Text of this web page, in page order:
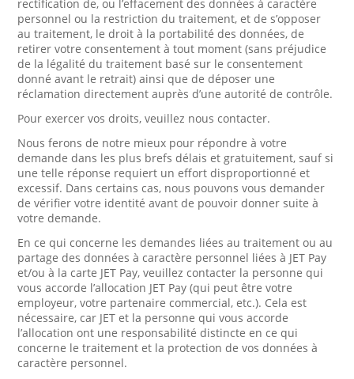
rectification de, ou l’effacement des données à caractère
personnel ou la restriction du traitement, et de s’opposer
au traitement, le droit à la portabilité des données, de
retirer votre consentement à tout moment (sans préjudice
de la légalité du traitement basé sur le consentement
donné avant le retrait) ainsi que de déposer une
réclamation directement auprès d’une autorité de contrôle.
Pour exercer vos droits, veuillez nous contacter.
Nous ferons de notre mieux pour répondre à votre
demande dans les plus brefs délais et gratuitement, sauf si
une telle réponse requiert un effort disproportionné et
excessif. Dans certains cas, nous pouvons vous demander
de vérifier votre identité avant de pouvoir donner suite à
votre demande.
En ce qui concerne les demandes liées au traitement ou au
partage des données à caractère personnel liées à JET Pay
et/ou à la carte JET Pay, veuillez contacter la personne qui
vous accorde l’allocation JET Pay (qui peut être votre
employeur, votre partenaire commercial, etc.). Cela est
nécessaire, car JET et la personne qui vous accorde
l’allocation ont une responsabilité distincte en ce qui
concerne le traitement et la protection de vos données à
caractère personnel.